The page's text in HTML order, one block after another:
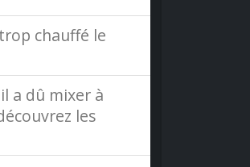
chauffé le
a dû mixer à
les